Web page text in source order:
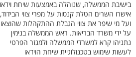
בישיבת הממשלה, שנוהלה באמצעות שיחת
אישרו השרים הטלת קנסות על מפרי צווי הבידוד,
ועל מי שיפר את צווי הגבלת ההתקהלות שהוצאו
על ידי משרד הבריאות. ראש הממשלה בנימין
נתניהו קרא למשרדי הממשלה ולמגזר הפרטי
לעשות שימוש בטכנולוגיית שיחת הוידאו